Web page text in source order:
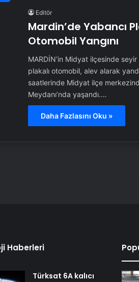
Editör
Mardin’de Yabancı
Otomobil Yangını
MARDİN’in Midyat ilçesinde
plakalı otomobil, alev alarak
saatlerinde Midyat ilçe
Meydanı’nda yaşandı.…
Daha Fazlasını Oku »
Haberleri
Türksat 6A kalıcı